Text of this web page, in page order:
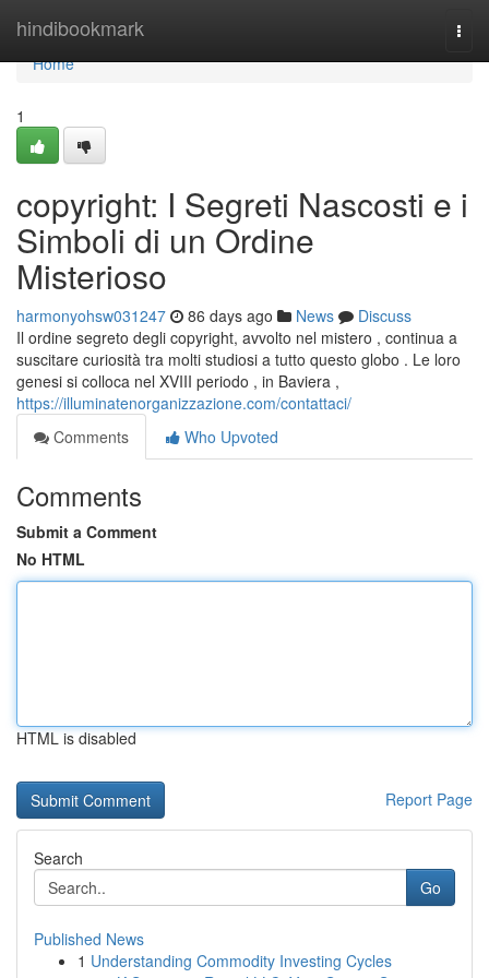
hindibookmark
Home
Home
1
copyright: I Segreti Nascosti e i
Simboli di un Ordine
Misterioso
harmonyohsw031247 86 days ago News
Discuss
Il ordine segreto degli copyright, avvolto nel mistero , continua a
suscitare curiosità tra molti studiosi a tutto questo globo . Le loro
genesi si colloca nel XVIII periodo , in Baviera ,
https://illuminatenorganizzazione.com/contattaci/
Comments
Who Upvoted
Comments
Submit a Comment
No HTML
HTML is disabled
Report Page
Search
Go
Published News
1 Understanding Commodity Investing Cycles